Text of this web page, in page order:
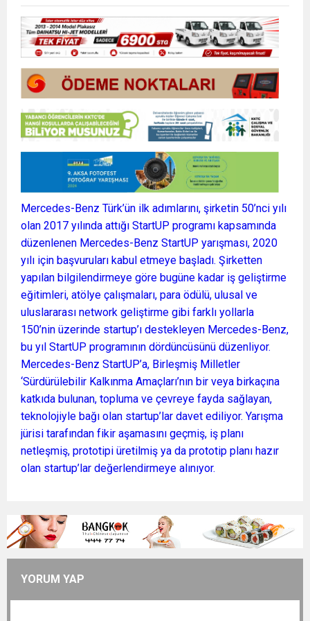
Mercedes-Benz Türk’ün ilk adımlarını, şirketin 50’nci yılı
olan 2017 yılında attığı StartUP programı kapsamında
düzenlenen Mercedes-Benz StartUP yarışması, 2020
yılı için başvuruları kabul etmeye başladı. Şirketten
yapılan bilgilendirmeye göre bugüne kadar iş geliştirme
eğitimleri, atölye çalışmaları, para ödülü, ulusal ve
uluslararası network geliştirme gibi farklı yollarla
150’nin üzerinde startup’ı destekleyen Mercedes-Benz,
bu yıl StartUP programının dördüncüsünü düzenliyor.
Mercedes-Benz StartUP’a, Birleşmiş Milletler
‘Sürdürülebilir Kalkınma Amaçları’nın bir veya birkaçına
katkıda bulunan, topluma ve çevreye fayda sağlayan,
teknolojiyle bağı olan startup’lar davet ediliyor. Yarışma
jürisi tarafından fikir aşamasını geçmiş, iş planı
netleşmiş, prototipi üretilmiş ya da prototip planı hazır
olan startup’lar değerlendirmeye alınıyor.
YORUM YAP